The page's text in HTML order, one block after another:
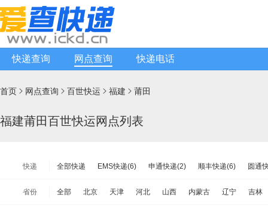
快递查询 网点查询 快递电话
首页  网点查询  百世快运  福建  莆田
福建莆田百世快运网点列表
快递 全部快递 EMS快递(6) 申通快递(2) 顺丰快递(6) 圆通
省份 全部 北京 天津 河北 山西 内蒙古 辽宁 吉林